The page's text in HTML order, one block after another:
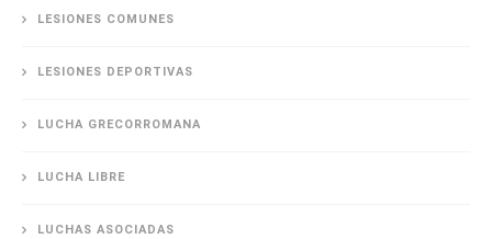
LESIONES COMUNES
LESIONES DEPORTIVAS
LUCHA GRECORROMANA
LUCHA LIBRE
LUCHAS ASOCIADAS